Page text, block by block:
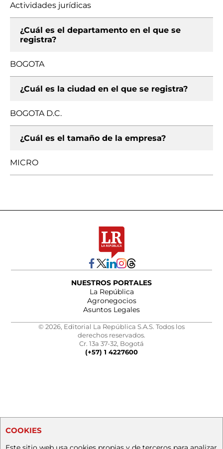
Actividades jurídicas
¿Cuál es el departamento en el que se
registra?
BOGOTA
¿Cuál es la ciudad en el que se registra?
BOGOTA D.C.
¿Cuál es el tamaño de la empresa?
MICRO
NUESTROS PORTALES
La República
Agronegocios
Asuntos Legales
© 2026, Editorial La República S.A.S. Todos los
derechos reservados.
Cr. 13a 37-32, Bogotá
(+57) 1 4227600
COOKIES